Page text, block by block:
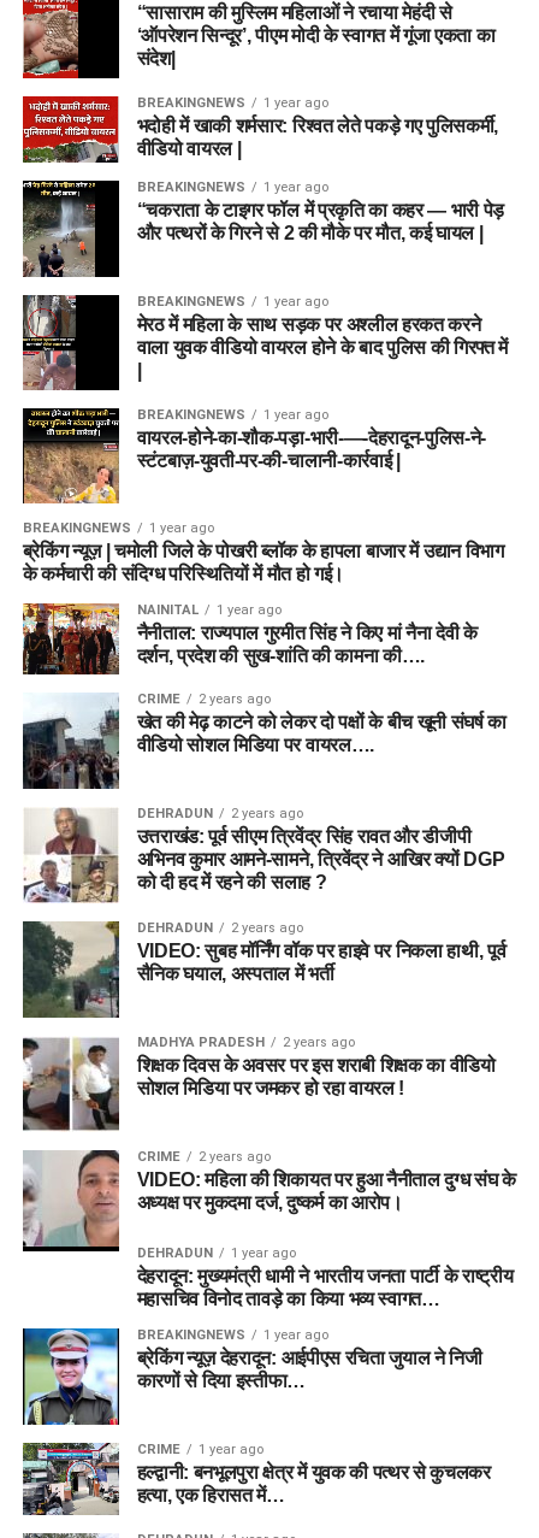
“सासाराम की मुस्लिम महिलाओं ने रचाया मेहंदी से
‘ऑपरेशन सिन्दूर’, पीएम मोदी के स्वागत में गूंजा एकता का
संदेश|
BREAKINGNEWS 1 year ago
भदोही में खाकी शर्मसार: रिश्वत लेते पकड़े गए पुलिसकर्मी,
वीडियो वायरल |
BREAKINGNEWS 1 year ago
“चकराता के टाइगर फॉल में प्रकृति का कहर — भारी पेड़
और पत्थरों के गिरने से 2 की मौके पर मौत, कई घायल |
BREAKINGNEWS 1 year ago
मेरठ में महिला के साथ सड़क पर अश्लील हरकत करने
वाला युवक वीडियो वायरल होने के बाद पुलिस की गिरफ्त में
BREAKINGNEWS 1 year ago
वायरल-होने-का-शौक-पड़ा-भारी-—-देहरादून-पुलिस-ने-
स्टंटबाज़-युवती-पर-की-चालानी-कार्रवाई |
BREAKINGNEWS 1 year ago
ब्रेकिंग न्यूज़ | चमोली जिले के पोखरी ब्लॉक के हापला बाजार में उद्यान विभाग
के कर्मचारी की संदिग्ध परिस्थितियों में मौत हो गई।
NAINITAL 1 year ago
नैनीताल: राज्यपाल गुरमीत सिंह ने किए मां नैना देवी के
दर्शन, प्रदेश की सुख-शांति की कामना की….
CRIME 2 years ago
खेत की मेढ़ काटने को लेकर दो पक्षों के बीच खूनी संघर्ष का
वीडियो सोशल मिडिया पर वायरल….
DEHRADUN 2 years ago
उत्तराखंड: पूर्व सीएम त्रिवेंद्र सिंह रावत और डीजीपी
अभिनव कुमार आमने-सामने, त्रिवेंद्र ने आखिर क्यों DGP
को दी हद में रहने की सलाह ?
DEHRADUN 2 years ago
VIDEO: सुबह मॉर्निंग वॉक पर हाइवे पर निकला हाथी, पूर्व
सैनिक घयाल, अस्पताल में भर्ती
MADHYA PRADESH 2 years ago
शिक्षक दिवस के अवसर पर इस शराबी शिक्षक का वीडियो
सोशल मिडिया पर जमकर हो रहा वायरल !
CRIME 2 years ago
VIDEO: महिला की शिकायत पर हुआ नैनीताल दुग्ध संघ के
अध्यक्ष पर मुकदमा दर्ज, दुष्कर्म का आरोप।
DEHRADUN 1 year ago
देहरादून: मुख्यमंत्री धामी ने भारतीय जनता पार्टी के राष्ट्रीय
महासचिव विनोद तावड़े का किया भव्य स्वागत…
BREAKINGNEWS 1 year ago
ब्रेकिंग न्यूज़ देहरादून: आईपीएस रचिता जुयाल ने निजी
कारणों से दिया इस्तीफा…
CRIME 1 year ago
हल्द्वानी: बनभूलपुरा क्षेत्र में युवक की पत्थर से कुचलकर
हत्या, एक हिरासत में…